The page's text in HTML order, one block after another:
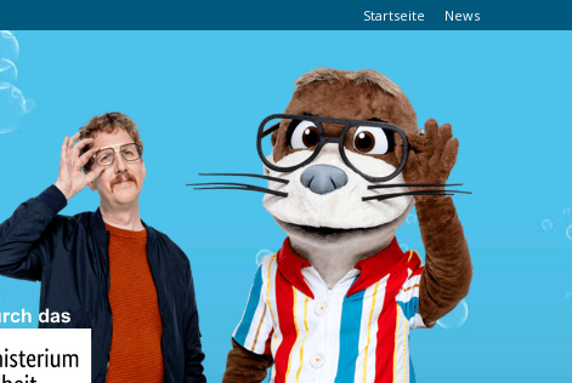
Startseite News